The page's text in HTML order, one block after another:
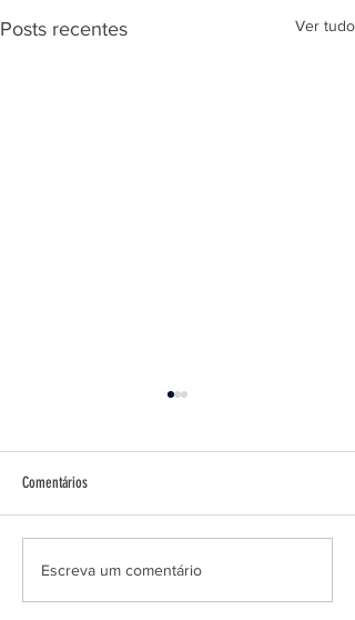
Posts recentes Ver tudo
SEGURANÇA SOCIAL NO WHATSAPP
Comentários
Escreva um comentário